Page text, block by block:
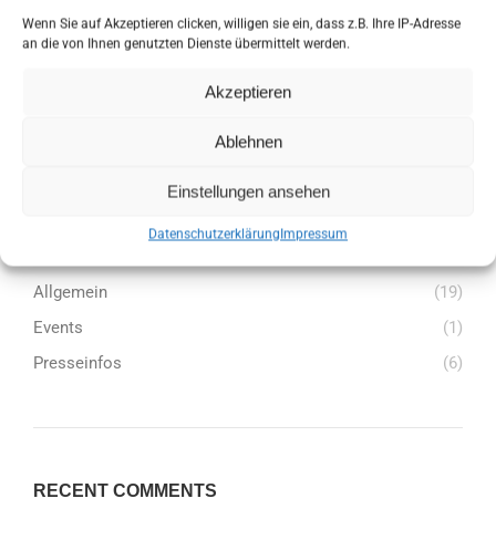
Wenn Sie auf Akzeptieren clicken, willigen sie ein, dass z.B. Ihre IP-Adresse
an die von Ihnen genutzten Dienste übermittelt werden.
Akzeptieren
Ablehnen
Einstellungen ansehen
DatenschutzerklärungImpressum
speichern, bis ich wieder kommentiere.
Beitragskommentare
Allgemein
(19)
Events
(1)
Presseinfos
(6)
RECENT COMMENTS